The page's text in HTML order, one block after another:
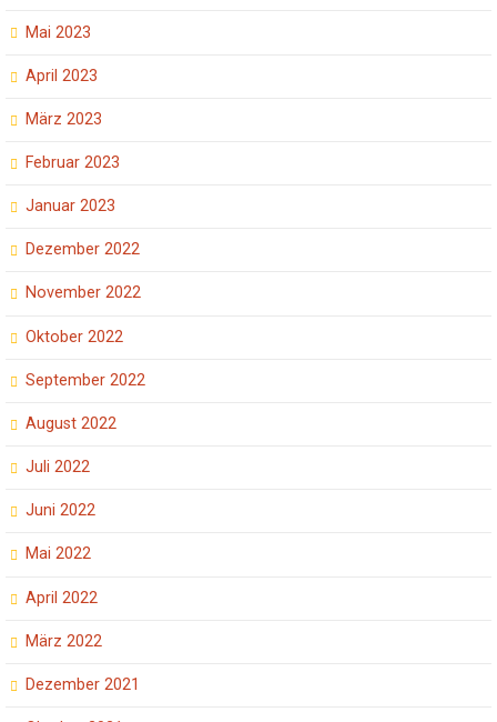
Mai 2023
April 2023
März 2023
Februar 2023
Januar 2023
Dezember 2022
November 2022
Oktober 2022
September 2022
August 2022
Juli 2022
Juni 2022
Mai 2022
April 2022
März 2022
Dezember 2021